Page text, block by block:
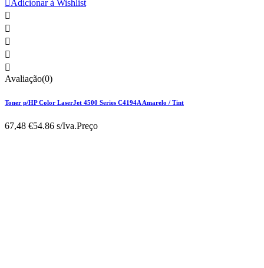
Adicionar à Wishlist





Avaliação(0)
Toner p/HP Color LaserJet 4500 Series C4194A Amarelo / Tint
67,48 €54.86 s/Iva.Preço